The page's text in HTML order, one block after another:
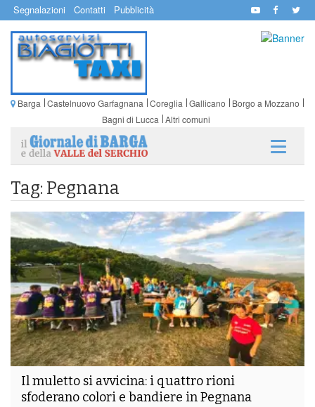
Segnalazioni Contatti Pubblicità
Barga Castelnuovo Garfagnana Coreglia Gallicano
Borgo a Mozzano
Bagni di Lucca Altri comuni
Tag: Pegnana
Il muletto si avvicina: i quattro rioni
sfoderano colori e bandiere in Pegnana